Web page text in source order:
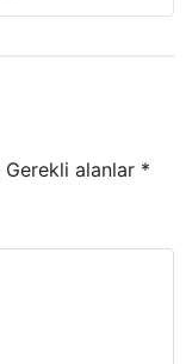
Gerekli alanlar *